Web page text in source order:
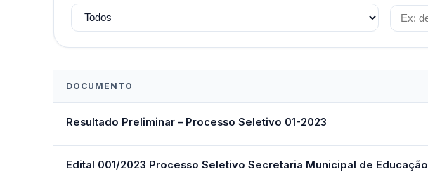
DOCUMENTO
Resultado Preliminar – Processo Seletivo 01-2023
Edital 001/2023 Processo Seletivo Secretaria Municipal de Educação